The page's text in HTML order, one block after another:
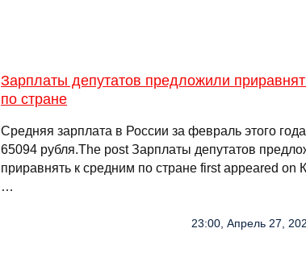
Зарплаты депутатов предложили
по стране
Средняя зарплата в России за февраль этого
65094 рубля.The post Зарплаты депутатов
приравнять к средним по стране first appeared on
…
23:00, Апрель 27,